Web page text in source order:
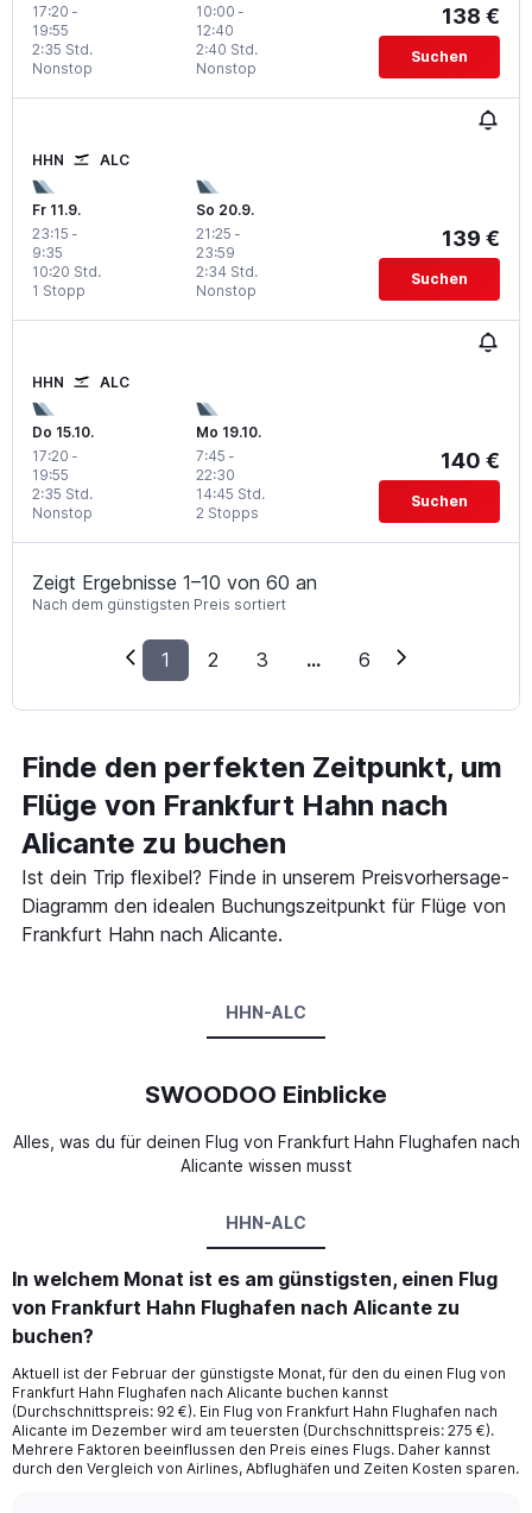
17:20 -
19:55
Nonstop
2:35 Std.
10:00 -
12:40
Nonstop
2:40 Std.
138 €
Suchen
HHN ALC
Fr 11.9.
23:15 -
9:35
1 Stopp
10:20 Std.
So 20.9.
21:25 -
23:59
Nonstop
2:34 Std.
139 €
Suchen
HHN ALC
Do 15.10.
17:20 -
19:55
Nonstop
2:35 Std.
Mo 19.10.
7:45 -
22:30
2 Stopps
14:45 Std.
140 €
Suchen
Zeigt Ergebnisse 1–10 von 60 an
Nach dem günstigsten Preis sortiert
1 2 3 ... 6
Finde den perfekten Zeitpunkt, um
Flüge von Frankfurt Hahn nach
Alicante zu buchen
Ist dein Trip flexibel? Finde in unserem Preisvorhersage-
Diagramm den idealen Buchungszeitpunkt für Flüge von
Frankfurt Hahn nach Alicante.
HHN-ALC
SWOODOO Einblicke
Alles, was du für deinen Flug von Frankfurt Hahn Flughafen nach
Alicante wissen musst
HHN-ALC
In welchem Monat ist es am günstigsten, einen Flug
von Frankfurt Hahn Flughafen nach Alicante zu
buchen?
Aktuell ist der Februar der günstigste Monat, für den du einen Flug von
Frankfurt Hahn Flughafen nach Alicante buchen kannst
(Durchschnittspreis: 92 €). Ein Flug von Frankfurt Hahn Flughafen nach
Alicante im Dezember wird am teuersten (Durchschnittspreis: 275 €).
Mehrere Faktoren beeinflussen den Preis eines Flugs. Daher kannst
durch den Vergleich von Airlines, Abflughäfen und Zeiten Kosten sparen.